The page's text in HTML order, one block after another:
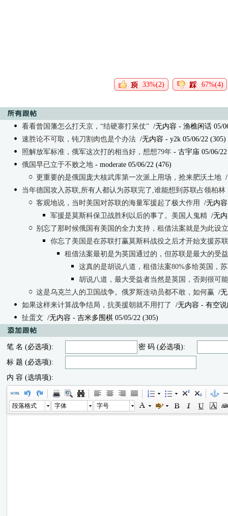
33%(2) 67%(4)
看看曾国藩怎么打天京，“结硬寨打呆仗” /无内容 - 渔樵闲话 05/
速胜论不可取，钝刀割肉也是个办法 /无内容 - y2k 05/06/22 (305)
照解放军标准，俄军这次打的相当好，想想79年 - 古宇庙 05/06/
俄国早已立于不败之地 - moderate 05/06/22 (476)
更重要的是俄国庞大核武库第一次派上用场，抢来肥沃土地
当年德国攻入苏联,所有人都认为苏联完了,谁能想到苏联占领柏林
客观地说，当时美国对苏联的海量军援起了极大作用
/无内容
军援是莫斯科保卫战胜利以后的事了。美国人鬼精 /无
别忘了那时候俄国有美国的全力支持，租借法案就是为此设
你忘了美国是在苏联打赢莫斯科战役之后才开始支援苏
租借法案最初是为英国通过的，但苏联是最大的受
这真的是胡说八道，租借法案80%多给英国，
胡说八道，最大受益者当然是英国，否则很可
这是乌克兰人的卫国战争。俄罗斯连动员都不敢，如何赢 /
如果这样来计算战争结局，抗美援朝就不用打了
/无内容 - 有空说
扯蛋文 /无内容 - 吉米多围棋 05/05/22 (305)
笔 名 (必选项):
密 码 (必选项):
标 题 (必选项):
内 容 (选填项):
段落格式 字体 字号